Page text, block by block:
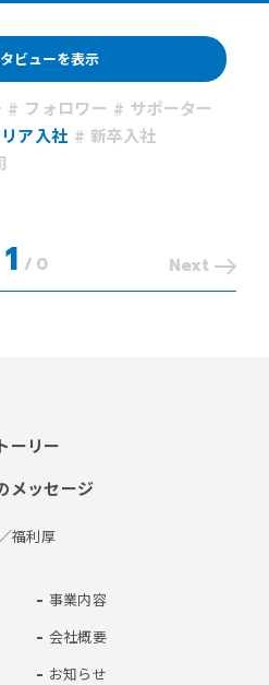
ビューを表示
フォロワー
サポーター
ア入社
新卒入社
1 / 0 Next
ーリー
メッセージ
福利厚
- 事業内容
- 会社概要
- お知らせ